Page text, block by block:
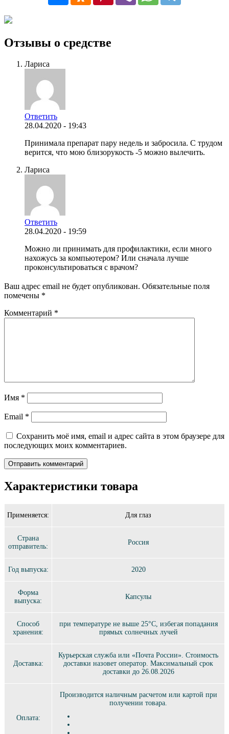
Отзывы о средстве
Лариса
Ответить
28.04.2020 - 19:43
Принимала препарат пару недель и забросила. С трудом
верится, что мою близорукость -5 можно вылечить.
Лариса
Ответить
28.04.2020 - 19:59
Можно ли принимать для профилактики, если много
нахожусь за компьютером? Или сначала лучше
проконсультироваться с врачом?
Ваш адрес email не будет опубликован. Обязательные поля
помечены *
Комментарий *
Имя *
Email *
Сохранить моё имя, email и адрес сайта в этом браузере для
последующих моих комментариев.
Характеристики товара
Применяется: Для глаз
Страна
отправитель:
Россия
Год выпуска: 2020
Форма
выпуска:
Капсулы
Способ
хранения:
при температуре не выше 25°C, избегая попадания
прямых солнечных лучей
Доставка:
Курьерская служба или «Почта России». Стоимость
доставки назовет оператор. Максимальный срок
доставки до 26.08.2026
Оплата:
Производится наличным расчетом или картой при
получении товара.